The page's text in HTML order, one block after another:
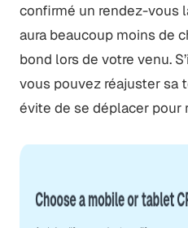
confirmé un rendez-vous
aura beaucoup moins de
bond lors de votre venu.
vous pouvez réajuster sa
évite de se déplacer pour